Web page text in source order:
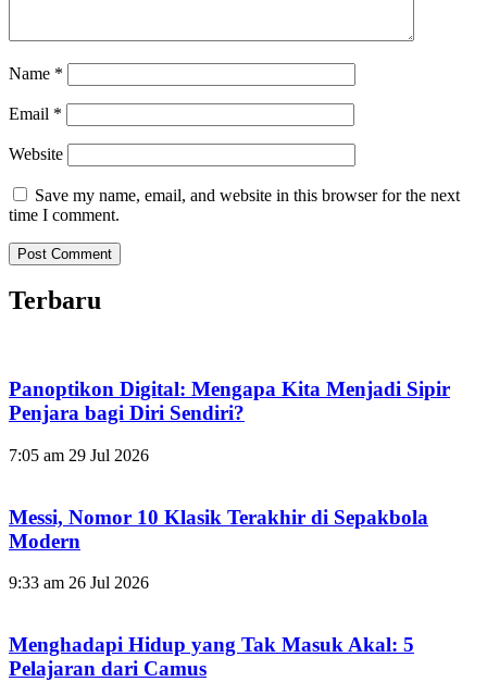
Name *
Email *
Website
Save my name, email, and website in this browser for the next
time I comment.
Terbaru
Panoptikon Digital: Mengapa Kita Menjadi Sipir
Penjara bagi Diri Sendiri?
7:05 am 29 Jul 2026
Messi, Nomor 10 Klasik Terakhir di Sepakbola
Modern
9:33 am 26 Jul 2026
Menghadapi Hidup yang Tak Masuk Akal: 5
Pelajaran dari Camus